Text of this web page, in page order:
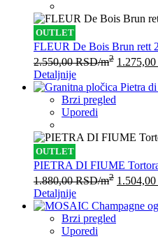
OUTLET
FLEUR De Bois Brun rett
2.550,00RSD/m2 1.275,00
Detaljnije
Brzi pregled
Uporedi
OUTLET
PIETRA DI FIUME
1.880,00RSD/m2 1.504,00
Detaljnije
Brzi pregled
Uporedi